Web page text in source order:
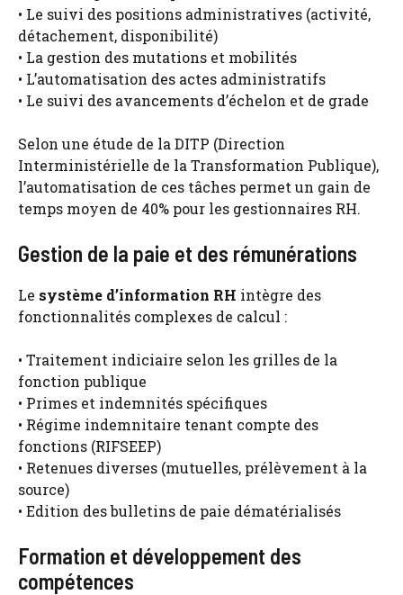
• Le suivi des positions administratives (activité,
détachement, disponibilité)
• La gestion des mutations et mobilités
• L’automatisation des actes administratifs
• Le suivi des avancements d’échelon et de grade
Selon une étude de la DITP (Direction
Interministérielle de la Transformation Publique),
l’automatisation de ces tâches permet un gain de
temps moyen de 40% pour les gestionnaires RH.
Gestion de la paie et des rémunérations
Le système d’information RH intègre des
fonctionnalités complexes de calcul :
• Traitement indiciaire selon les grilles de la
fonction publique
• Primes et indemnités spécifiques
• Régime indemnitaire tenant compte des
fonctions (RIFSEEP)
• Retenues diverses (mutuelles, prélèvement à la
source)
• Edition des bulletins de paie dématérialisés
Formation et développement des
compétences